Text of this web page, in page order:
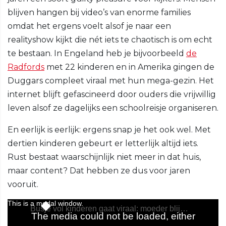
blijven hangen bij video’s van enorme families
omdat het ergens voelt alsof je naar een
realityshow kijkt die nét iets te chaotisch is om echt
te bestaan. In Engeland heb je bijvoorbeeld de
Radfords met 22 kinderen en in Amerika gingen de
Duggars compleet viraal met hun mega-gezin. Het
internet blijft gefascineerd door ouders die vrijwillig
leven alsof ze dagelijks een schoolreisje organiseren.
En eerlijk is eerlijk: ergens snap je het ook wel. Met
dertien kinderen gebeurt er letterlijk altijd iets.
Rust bestaat waarschijnlijk niet meer in dat huis,
maar content? Dat hebben ze dus voor jaren
vooruit.